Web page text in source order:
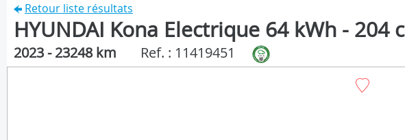
Retour liste résultats
HYUNDAI Kona Electrique 64 kWh - 204
2023 - 23248 km Ref. : 11419451